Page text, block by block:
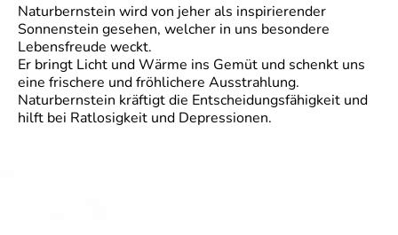
Naturbernstein wird von jeher als inspirierender
Sonnenstein gesehen, welcher in uns besondere
Lebensfreude weckt.
Er bringt Licht und Wärme ins Gemüt und schenkt uns
eine frischere und fröhlichere Ausstrahlung.
Naturbernstein kräftigt die Entscheidungsfähigkeit und
hilft bei Ratlosigkeit und Depressionen.